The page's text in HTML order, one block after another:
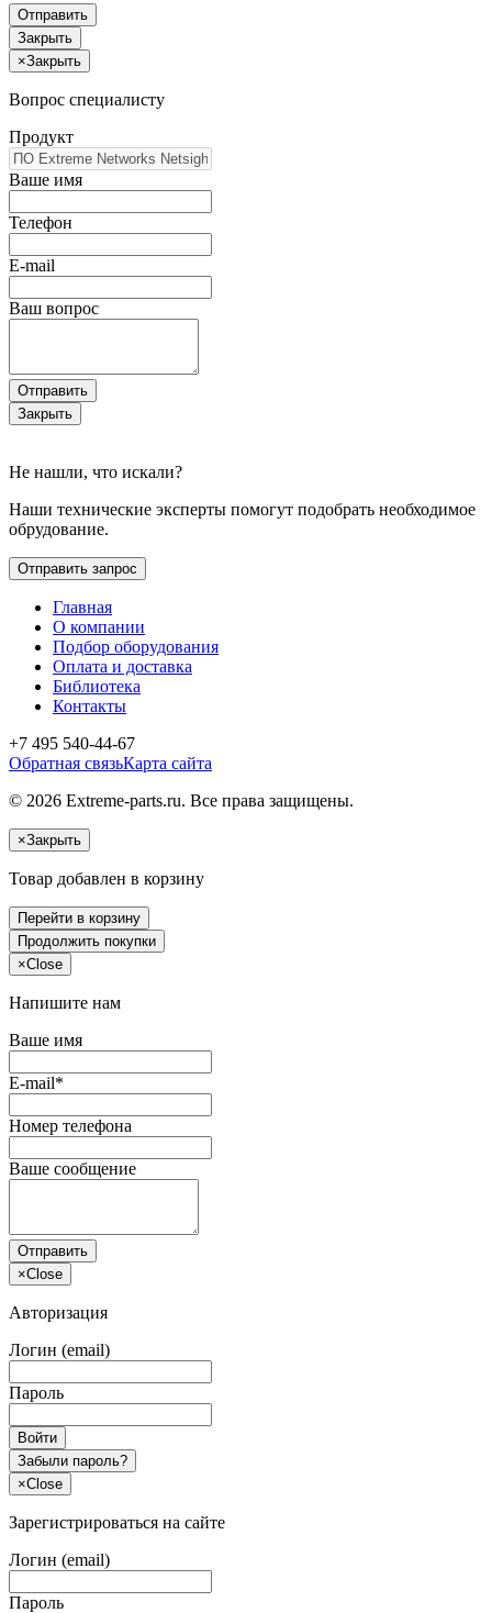
Отправить
Закрыть
×Закрыть
Вопрос специалисту
Продукт
Ваше имя
Телефон
E-mail
Ваш вопрос
Отправить
Закрыть
Не нашли, что искали?
Наши технические эксперты помогут подобрать необходимое
обрудование.
Отправить запрос
Главная
О компании
Подбор оборудования
Оплата и доставка
Библиотека
Контакты
+7 495 540-44-67
Обратная связьКарта сайта
© 2026 Extreme-parts.ru. Все права защищены.
×Закрыть
Товар добавлен в корзину
Перейти в корзину
Продолжить покупки
×Close
Напишите нам
Ваше имя
E-mail*
Номер телефона
Ваше сообщение
Отправить
×Close
Авторизация
Логин (email)
Пароль
Войти
Забыли пароль?
×Close
Зарегистрироваться на сайте
Логин (email)
Пароль